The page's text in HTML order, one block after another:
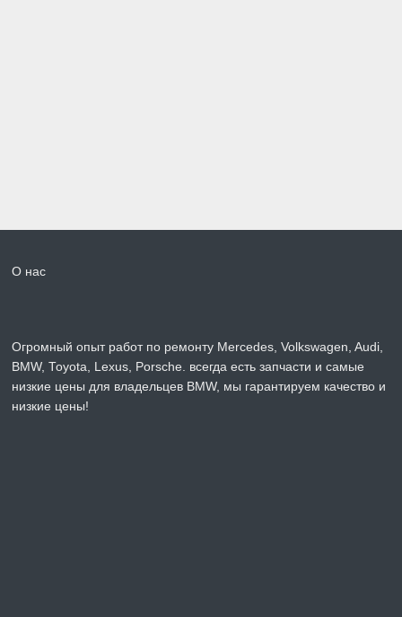
О нас
Огромный опыт работ по ремонту Mercedes, Volkswagen, Audi,
BMW, Toyota, Lexus, Porsche. всегда есть запчасти и самые
низкие цены для владельцев BMW, мы гарантируем качество и
низкие цены!